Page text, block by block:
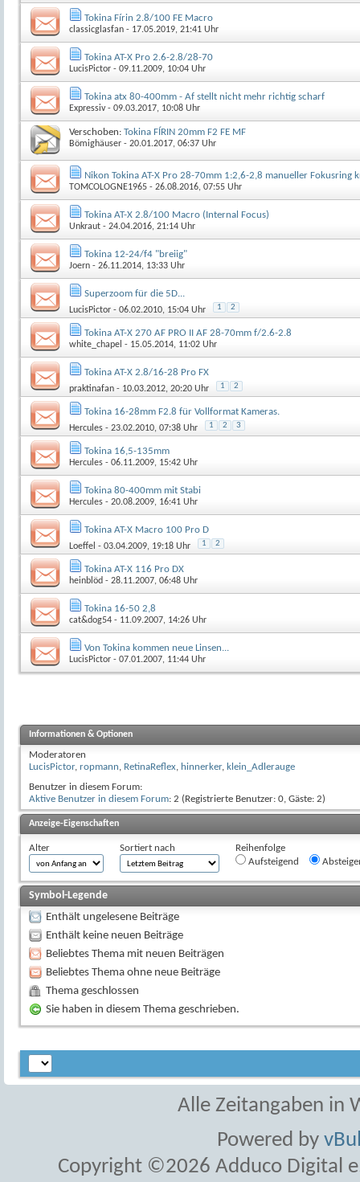
Tokina Fírin 2.8/100 FE Macro
classicglasfan - 17.05.2019, 21:41 Uhr
Tokina AT-X Pro 2.6-2.8/28-70
LucisPictor - 09.11.2009, 10:04 Uhr
Tokina atx 80-400mm - Af stellt nicht mehr richtig scharf
Expressiv- 09.03.2017, 10:08 Uhr
Verschoben: Tokina FÍRIN 20mm F2 FE MF
Bömighäuser - 20.01.2017, 06:37 Uhr
Nikon Tokina AT-X Pro 28-70mm 1:2,6-2,8 manueller Fokusring
TOMCOLOGNE1965 - 26.08.2016, 07:55 Uhr
Tokina AT-X 2.8/100 Macro (Internal Focus)
Unkraut - 24.04.2016, 21:14 Uhr
Tokina 12-24/f4 "breiig"
Joern - 26.11.2014, 13:33 Uhr
Superzoom für die 5D...
LucisPictor - 06.02.2010, 15:04 Uhr 1 2
Tokina AT-X 270 AF PRO II AF 28-70mm f/2.6-2.8
white_chapel - 15.05.2014, 11:02 Uhr
Tokina AT-X 2.8/16-28 Pro FX
praktinafan - 10.03.2012, 20:20 Uhr 1 2
Tokina 16-28mm F2.8 für Vollformat Kameras.
Hercules - 23.02.2010, 07:38 Uhr 1 2 3
Tokina 16,5-135mm
Hercules - 06.11.2009, 15:42 Uhr
Tokina 80-400mm mit Stabi
Hercules - 20.08.2009, 16:41 Uhr
Tokina AT-X Macro 100 Pro D
Loeffel - 03.04.2009, 19:18 Uhr 1 2
Tokina AT-X 116 Pro DX
heinblöd - 28.11.2007, 06:48 Uhr
Tokina 16-50 2,8
cat&dog54 - 11.09.2007, 14:26 Uhr
Von Tokina kommen neue Linsen...
LucisPictor - 07.01.2007, 11:44 Uhr
Informationen & Optionen
Moderatoren
LucisPictor, ropmann, RetinaReflex, hinnerker, klein_Adlerauge
Benutzer in diesem Forum:
Aktive Benutzer in diesem Forum: 2 (Registrierte Benutzer: 0, Gäste: 2)
Anzeige-Eigenschaften
Alter Sortiert nach
Reihenfolge
Aufsteigend
Symbol-Legende
Enthält ungelesene Beiträge
Enthält keine neuen Beiträge
Beliebtes Thema mit neuen Beiträgen
Beliebtes Thema ohne neue Beiträge
Thema geschlossen
Sie haben in diesem Thema geschrieben.
Alle Zeitangaben in
Powered by
Copyright ©2026 Adduco Digital